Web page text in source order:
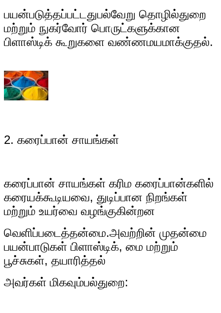
பயன்படுத்தப்பட்டதுபல்வேறு தொழில்துறை
மற்றும் நுகர்வோர் பொருட்களுக்கான
பிளாஸ்டிக் கூறுகளை வண்ணமயமாக்குதல்.
2. கரைப்பான் சாயங்கள்
கரைப்பான் சாயங்கள் கரிம கரைப்பான்களில்
கரையக்கூடியவை, துடிப்பான நிறங்கள்
மற்றும் உயர்வை வழங்குகின்றன
வெளிப்படைத்தன்மை.அவற்றின் முதன்மை
பயன்பாடுகள் பிளாஸ்டிக், மை மற்றும்
பூச்சுகள், தயாரித்தல்
அவர்கள் மிகவும்பல்துறை: